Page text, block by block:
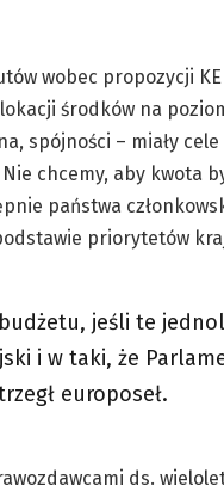
wobec propozycji
środków na
spójności – miały
chcemy, aby kwota
państwa
priorytetów
jeśli te
i w taki, że
europoseł.
ds.